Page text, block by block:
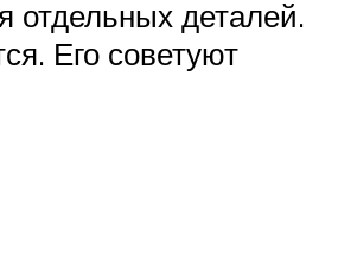
отдельных деталей.
Его советуют